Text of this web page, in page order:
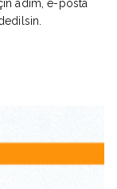
adım, e-posta